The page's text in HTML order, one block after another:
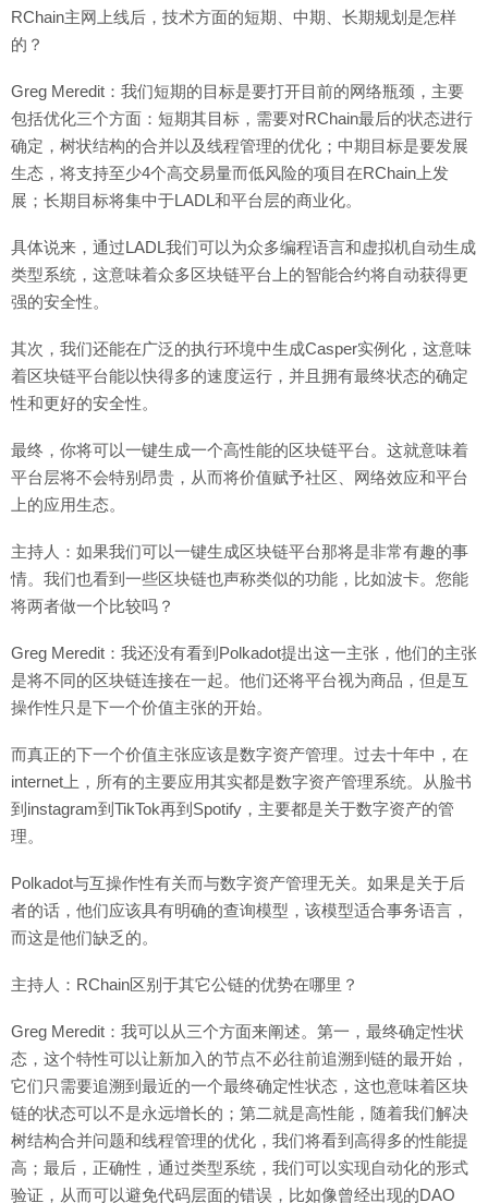
RChain主网上线后，技术方面的短期、中期、长期规划是怎样
的？
Greg Meredit：我们短期的目标是要打开目前的网络瓶颈，主要
包括优化三个方面：短期其目标，需要对RChain最后的状态进行
确定，树状结构的合并以及线程管理的优化；中期目标是要发展
生态，将支持至少4个高交易量而低风险的项目在RChain上发
展；长期目标将集中于LADL和平台层的商业化。
具体说来，通过LADL我们可以为众多编程语言和虚拟机自动生成
类型系统，这意味着众多区块链平台上的智能合约将自动获得更
强的安全性。
其次，我们还能在广泛的执行环境中生成Casper实例化，这意味
着区块链平台能以快得多的速度运行，并且拥有最终状态的确定
性和更好的安全性。
最终，你将可以一键生成一个高性能的区块链平台。这就意味着
平台层将不会特别昂贵，从而将价值赋予社区、网络效应和平台
上的应用生态。
主持人：如果我们可以一键生成区块链平台那将是非常有趣的事
情。我们也看到一些区块链也声称类似的功能，比如波卡。您能
将两者做一个比较吗？
Greg Meredit：我还没有看到Polkadot提出这一主张，他们的主张
是将不同的区块链连接在一起。他们还将平台视为商品，但是互
操作性只是下一个价值主张的开始。
而真正的下一个价值主张应该是数字资产管理。过去十年中，在
internet上，所有的主要应用其实都是数字资产管理系统。从脸书
到instagram到TikTok再到Spotify，主要都是关于数字资产的管
理。
Polkadot与互操作性有关而与数字资产管理无关。如果是关于后
者的话，他们应该具有明确的查询模型，该模型适合事务语言，
而这是他们缺乏的。
主持人：RChain区别于其它公链的优势在哪里？
Greg Meredit：我可以从三个方面来阐述。第一，最终确定性状
态，这个特性可以让新加入的节点不必往前追溯到链的最开始，
它们只需要追溯到最近的一个最终确定性状态，这也意味着区块
链的状态可以不是永远增长的；第二就是高性能，随着我们解决
树结构合并问题和线程管理的优化，我们将看到高得多的性能提
高；最后，正确性，通过类型系统，我们可以实现自动化的形式
验证，从而可以避免代码层面的错误，比如像曾经出现的DAO